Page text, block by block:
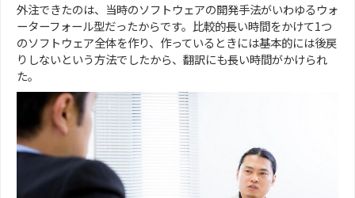
外注できたのは、当時のソフトウェアの開発手法がいわゆるウォ
ーターフォール型だったからです。比較的長い時間をかけて1つ
のソフトウェア全体を作り、作っているときには基本的には後戻
りしないという方法でしたから、翻訳にも長い時間がかけられ
た。